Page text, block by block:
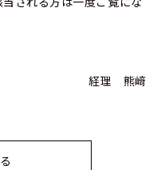
経理 熊﨑